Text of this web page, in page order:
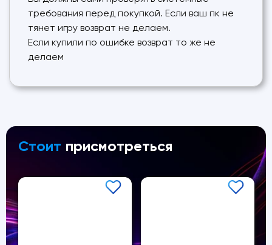
требования перед покупкой. Если ваш пк не
тянет игру возврат не делаем.
Если купили по ошибке возврат то же не
делаем
Стоит присмотреться